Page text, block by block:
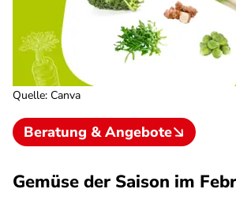
Quelle: Canva
Beratung & Angebote
Gemüse der Saison im